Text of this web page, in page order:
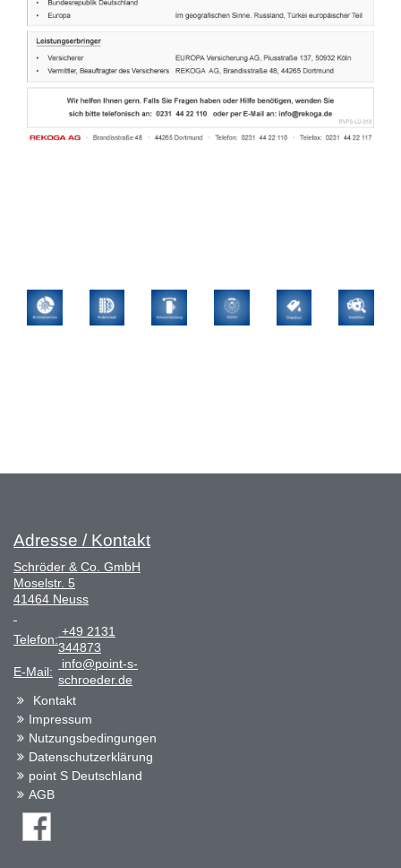
Adresse / Kontakt
Schröder & Co. GmbH
Moselstr. 5
41464 Neuss
Telefon:
+49 2131
344873
E-Mail:
info@point-s-
schroeder.de
Kontakt
Impressum
Nutzungsbedingungen
Datenschutzerklärung
point S Deutschland
AGB